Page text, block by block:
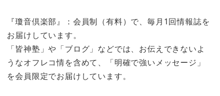
『瓊音倶楽部』：会員制（有料）で、毎月1回情報誌を
お届けしています。
「皆神塾」や「ブログ」などでは、お伝えできないよ
うなオフレコ情を含めて、「明確で強いメッセージ」
を会員限定でお届けしています。